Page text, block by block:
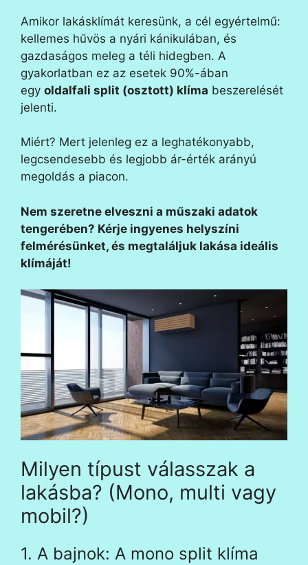
Amikor lakásklímát keresünk, a cél egyértelmű:
kellemes hűvös a nyári kánikulában, és
gazdaságos meleg a téli hidegben. A
gyakorlatban ez az esetek 90%-ában
egy oldalfali split (osztott) klíma beszerelését
jelenti.
Miért? Mert jelenleg ez a leghatékonyabb,
legcsendesebb és legjobb ár-érték arányú
megoldás a piacon.
Nem szeretne elveszni a műszaki adatok
tengerében? Kérje ingyenes helyszíni
felmérésünket, és megtaláljuk lakása ideális
klímáját!
Milyen típust válasszak a
lakásba? (Mono, multi vagy
mobil?)
1. A bajnok: A mono split klíma